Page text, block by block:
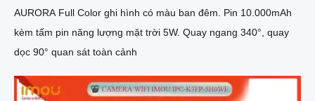
AURORA Full Color ghi hình có màu ban đêm. Pin 10.000mAh
kèm tấm pin năng lượng mặt trời 5W. Quay ngang 340°, quay
dọc 90° quan sát toàn cảnh